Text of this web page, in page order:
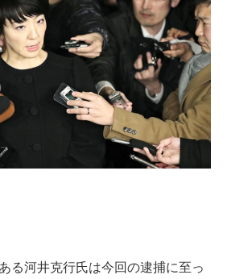
る河井克行氏は今回の逮捕に至っ